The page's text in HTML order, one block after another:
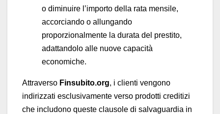
o diminuire l’importo della rata mensile,
accorciando o allungando
proporzionalmente la durata del prestito,
adattandolo alle nuove capacità
economiche.
Attraverso Finsubito.org, i clienti vengono
indirizzati esclusivamente verso prodotti creditizi
che includono queste clausole di salvaguardia in